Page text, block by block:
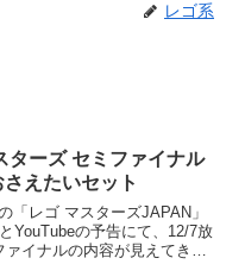
レゴ系
ターズ セミファイナル
えたいセット
「レゴ マスターズJAPAN」
YouTubeの予告にて、12/7放
イナルの内容が見えてきま